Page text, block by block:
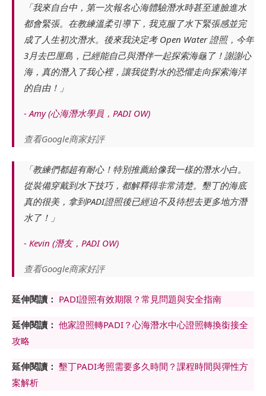
「我來自台中，第一次報名心海體驗潛水時甚至連臉進水
都會緊張。在教練溫柔引導下，我克服了水下緊張感並完
成了人生初次潛水。後來我決定考 Open Water 證照，今年
3月去巴厘島，已經能自己與潛伴一起探索海龜了！謝謝心
海，真的潛入了我心裡，讓我從對水的恐懼走向探索海洋
的自由！」
- Amy (心海潛水學員，PADI OW)
查看Google商家好評
「教練們都超有耐心！特別推薦給像我一樣的潛水小白。
從裝備穿戴到水下技巧，都解釋得非常清楚。墾丁的海底
真的很美，拿到PADI證照後已經迫不及待想去更多地方潛
水了！」
- Kevin (潛友，PADI OW)
查看Google商家好評
延伸閱讀： PADI證照有效期限？常見問題與安全指南
延伸閱讀： 他家證照轉PADI？心海潛水中心證照轉換銜接全
攻略
延伸閱讀： 墾丁PADI考照需要多久時間？課程時間與彈性方
案解析